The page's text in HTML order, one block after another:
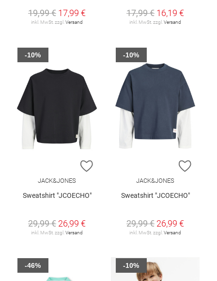
19,99 € 17,99 €
inkl. MwSt. zzgl.Versand
17,99 € 16,19 €
inkl. MwSt. zzgl.Versand
ZUR WUNSCHLISTE HINZUFÜGEN
JACK&JONES
Sweatshirt "JCOECHO"
29,99 € 26,99 €
inkl. MwSt. zzgl. Versand
-10%
ZUR
JACK&JONES
Sweatshirt "JCOECHO"
29,99 € 26,99 €
inkl. MwSt. zzgl. Versand
-10%
-46% -10%